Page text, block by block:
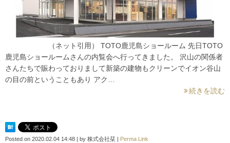
（ネット引用） TOTO鹿児島ショールーム 先日TOTO
鹿児島ショールームさんの内覧会へ行ってきました。 沢山の関係者
さんたちで賑わっておりまして新築の建物もクリーンでイオン谷山
の目の前ということもあり アク…
続きを読む
Posted on 2020.02.04 14:48 by 株式会社栞 Perma Link